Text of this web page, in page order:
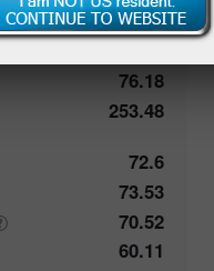
72.61
76.18
253.48
72.6
73.53
70.52
60.11